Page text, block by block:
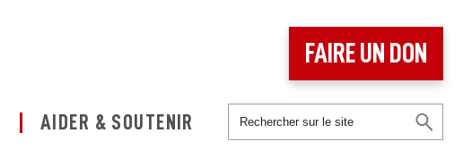
AIDER & SOUTENIR
FAIRE UN DON